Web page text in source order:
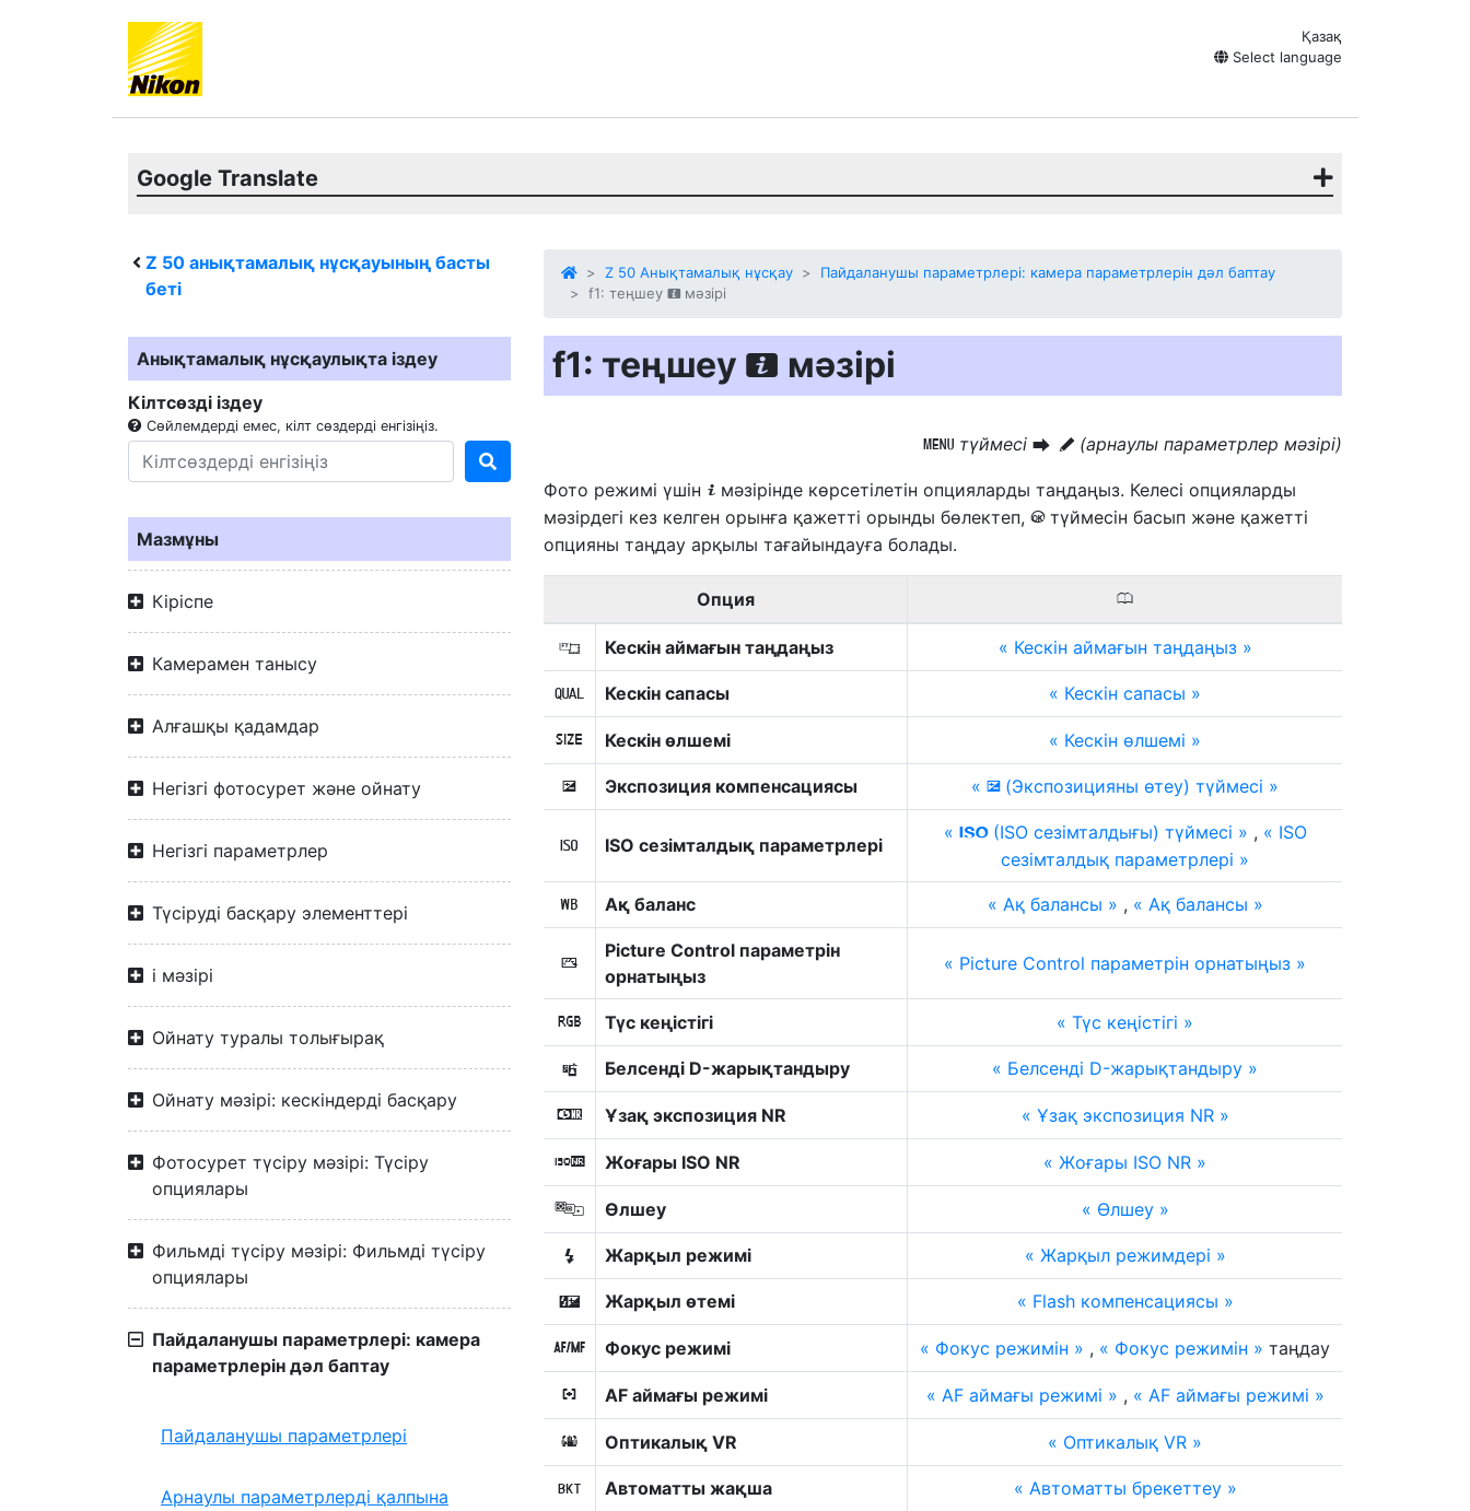
Қазақ
Select language
Google Translate
Z 50 анықтамалық нұсқауының басты
беті
Анықтамалық нұсқаулықта іздеу
Кілтсөзді іздеу
Сөйлемдерді емес, кілт сөздерді енгізіңіз.
Мазмұны
Кіріспе
Камерамен танысу
Алғашқы қадамдар
Негізгі фотосурет және ойнату
Негізгі параметрлер
Түсіруді басқару элементтері
i мәзірі
Ойнату туралы толығырақ
Ойнату мәзірі: кескіндерді басқару
Фотосурет түсіру мәзірі: Түсіру
опциялары
Фильмді түсіру мәзірі: Фильмді түсіру
опциялары
Пайдаланушы параметрлері: камера
параметрлерін дәл баптау
Пайдаланушы параметрлері
Арнаулы параметрлерді қалпына
Z 50 Анықтамалық нұсқау
Пайдаланушы параметрлері: камера параметрлерін дәл баптау
f1: теңшеу i мәзірі
f1: теңшеу i мәзірі
G түймесі U A (арнаулы параметрлер мәзірі)
Фото режимі үшін i мәзірінде көрсетілетін опцияларды таңдаңыз. Келесі опцияларды
мәзірдегі кез келген орынға қажетті орынды бөлектеп, J түймесін басып және қажетті
опцияны таңдау арқылы тағайындауға болады.
Опция 0
J Кескін аймағын таңдаңыз Кескін аймағын таңдаңыз
8 Кескін сапасы Кескін сапасы
o Кескін өлшемі Кескін өлшемі
E Экспозиция компенсациясы E (Экспозицияны өтеу) түймесі
9 ISO сезімталдық параметрлері
S (ISO сезімталдығы) түймесі ,
ISO
сезімталдық параметрлері
m Ақ баланс Ақ балансы , Ақ балансы
h
Picture Control параметрін
орнатыңыз
Picture Control параметрін орнатыңыз
p Түс кеңістігі Түс кеңістігі
y Белсенді D-жарықтандыру Белсенді D-жарықтандыру
q Ұзақ экспозиция NR Ұзақ экспозиция NR
r Жоғары ISO NR Жоғары ISO NR
w Өлшеу Өлшеу
c Жарқыл режимі Жарқыл режимдері
Y Жарқыл өтемі Flash компенсациясы
s Фокус режимі Фокус режимін , Фокус режимін таңдау
t AF аймағы режимі AF аймағы режимі , AF аймағы режимі
u Оптикалық VR Оптикалық VR
t Автоматты жақша Автоматты брекеттеу